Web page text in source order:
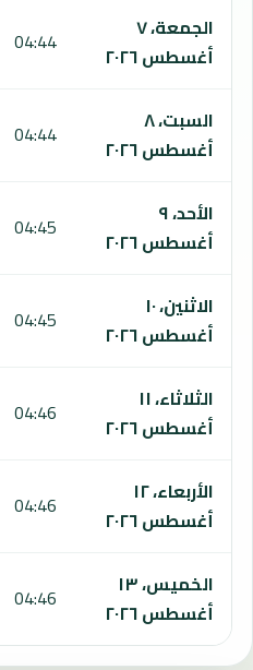
الجمعة، ٧
أغسطس ٢٠٢٦
04:44
السبت، ٨
أغسطس ٢٠٢٦
04:44
الأحد، ٩
أغسطس ٢٠٢٦
04:45
الاثنين، ١٠
أغسطس ٢٠٢٦
04:45
الثلاثاء، ١١
أغسطس ٢٠٢٦
04:46
الأربعاء، ١٢
أغسطس ٢٠٢٦
04:46
الخميس، ١٣
أغسطس ٢٠٢٦
04:46